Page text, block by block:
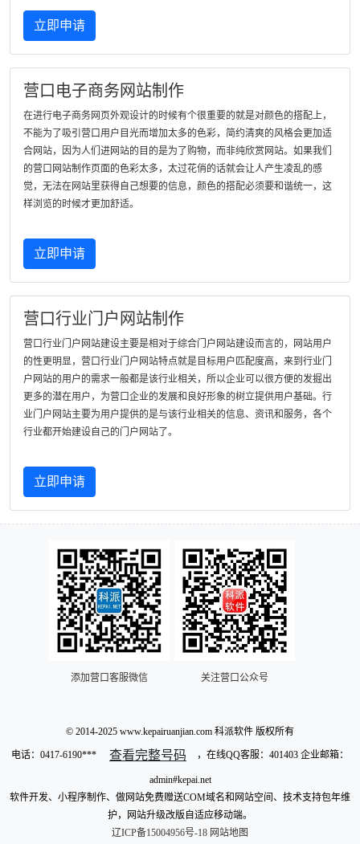
立即申请
营口电子商务网站制作
在进行电子商务网页外观设计的时候有个很重要的就是对颜色的搭配上，
不能为了吸引营口用户目光而增加太多的色彩，简约清爽的风格会更加适
合网站，因为人们进网站的目的是为了购物，而非纯欣赏网站。如果我们
的营口网站制作页面的色彩太多，太过花俏的话就会让人产生凌乱的感
觉，无法在网站里获得自己想要的信息，颜色的搭配必须要和谐统一，这
样浏览的时候才更加舒适。
立即申请
营口行业门户网站制作
营口行业门户网站建设主要是相对于综合门户网站建设而言的，网站用户
的性更明显，营口行业门户网站特点就是目标用户匹配度高，来到行业门
户网站的用户的需求一般都是该行业相关，所以企业可以很方便的发掘出
更多的潜在用户，为营口企业的发展和良好形象的树立提供用户基础。行
业门户网站主要为用户提供的是与该行业相关的信息、资讯和服务，各个
行业都开始建设自己的门户网站了。
立即申请
添加营口客服微信 关注营口公众号
© 2014-2025 www.kepairuanjian.com 科派软件 版权所有
电话： 0417-6190*** 查看完整号码 ，在线QQ客服：401403 企业邮箱：
admin#kepai.net
软件开发、小程序制作、做网站免费赠送COM域名和网站空间、技术支持包年维
护，网站升级改版自适应移动端。
辽ICP备15004956号-18 网站地图